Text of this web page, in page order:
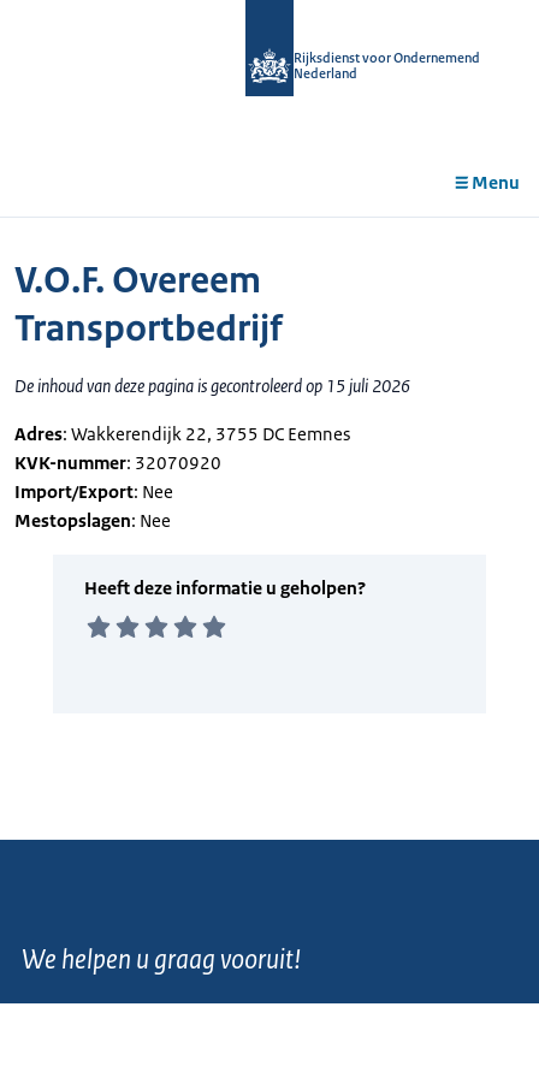
Rijksdienst voor Ondernemend
Nederland
Menu
V.O.F. Overeem
Transportbedrijf
De inhoud van deze pagina is gecontroleerd op 15 juli 2026
Adres: Wakkerendijk 22, 3755 DC Eemnes
KVK-nummer: 32070920
Import/Export: Nee
Mestopslagen: Nee
We helpen u graag vooruit!